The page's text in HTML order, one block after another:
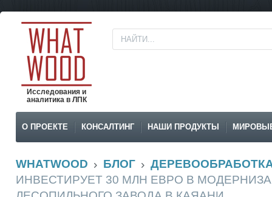
Исследования и
аналитика в ЛПК
О ПРОЕКТЕ КОНСАЛТИНГ НАШИ ПРОДУКТЫ
WHATWOOD БЛОГ
ИНВЕСТИРУЕТ 30 МЛН ЕВРО В